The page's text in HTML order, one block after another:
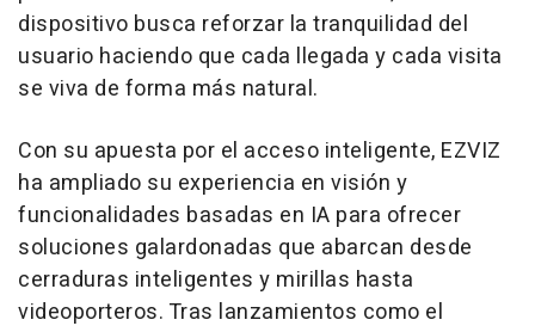
dispositivo busca reforzar la tranquilidad del
usuario haciendo que cada llegada y cada visita
se viva de forma más natural.
Con su apuesta por el acceso inteligente, EZVIZ
ha ampliado su experiencia en visión y
funcionalidades basadas en IA para ofrecer
soluciones galardonadas que abarcan desde
cerraduras inteligentes y mirillas hasta
videoporteros. Tras lanzamientos como el